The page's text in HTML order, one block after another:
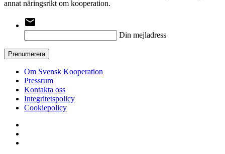
annat näringsrikt om kooperation.
email
Din mejladress
Prenumerera
Om Svensk Kooperation
Pressrum
Kontakta oss
Integritetspolicy
Cookiepolicy